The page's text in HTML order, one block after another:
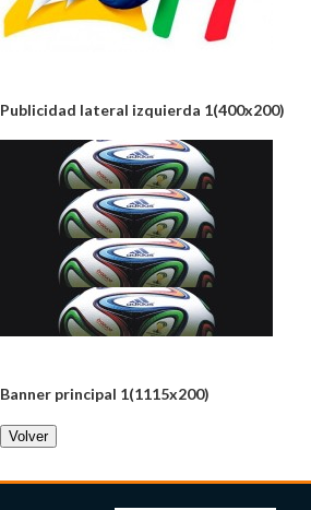
Publicidad lateral izquierda 1(400x200)
Banner principal 1(1115x200)
Volver